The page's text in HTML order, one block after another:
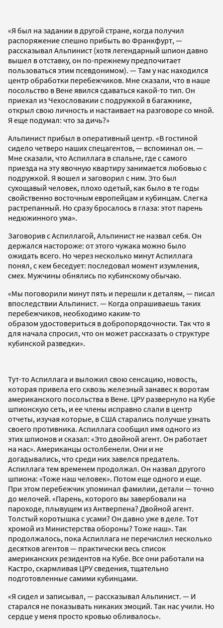
«Я был на задании в другой стране, когда получил
распоряжение спешно прибыть во Франкфурт, —
рассказывал Альпинист (хотя легендарный шпион давно
вышел в отставку, он по-прежнему предпочитает
пользоваться этим псевдонимом). — Там у нас находился
центр обработки перебежчиков. Мне сказали, что в наше
посольство в Вене явился сдаваться какой-то тип. Он
приехал из Чехословакии с подружкой в багажнике,
открыл свою личность и настаивает на разговоре со мной.
Я еще подумал: что за дичь?»
Альпинист прибыл в оперативный центр. «В гостиной
сидело четверо наших спецагентов, — вспоминал он. —
Мне сказали, что Аспиллага в спальне, где с самого
приезда на эту явочную квартиру занимается любовью с
подружкой. Я вошел и заговорил с ним. Это был
сухощавый человек, плохо одетый, как было в те годы
свойственно восточным европейцам и кубинцам. Слегка
растрепанный. Но сразу бросалось в глаза: этот парень
недюжинного ума».
Заговорив с Аспиллагой, Альпинист не назвал себя. Он
держался настороже: от этого чужака можно было
ожидать всего. Но через несколько минут Аспиллага
понял, с кем беседует: последовал момент изумления,
смех. Мужчины обнялись по кубинскому обычаю.
«Мы поговорили минут пять и перешли к деталям, — писал
впоследствии Альпинист. — Когда опрашиваешь таких
перебежчиков, необходимо каким-то
образом удостовериться в добропорядочности. Так что я
для начала спросил, что он может рассказать о структуре
кубинской разведки».
Тут-то Аспиллага и выложил свою сенсацию, новость,
которая привела его сквозь железный занавес к воротам
американского посольства в Вене. ЦРУ развернуло на Кубе
шпионскую сеть, и ее члены исправно слали в центр
отчеты, изучая которые, в США старались получше узнать
своего противника. Аспиллага сообщил имя одного из
этих шпионов и сказал: «Это двойной агент. Он работает
на нас». Американцы остолбенели. Они и не
догадывались, что среди них завелся предатель.
Аспиллага тем временем продолжал. Он назвал другого
шпиона: «Тоже наш человек». Потом еще одного и еще.
При этом перебежчик упоминал фамилии, детали — точно
до мелочей. «Парень, которого вы завербовали на
пароходе, плывущем из Антверпена? Двойной агент.
Толстый коротышка с усами? Он давно уже в деле. Тот
хромой из Министерства обороны? Тоже наш». Так
продолжалось, пока Аспиллага не перечислил несколько
десятков агентов — практически весь список
американских резидентов на Кубе. Все они работали на
Кастро, скармливая ЦРУ сведения, тщательно
подготовленные самими кубинцами.
«Я сидел и записывал, — рассказывал Альпинист. — И
старался не показывать никаких эмоций. Так нас учили. Но
сердце у меня просто кровью обливалось».